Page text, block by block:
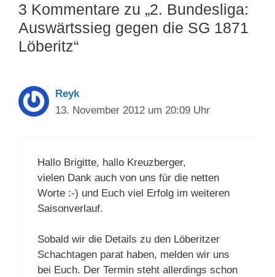
3 Kommentare zu „2. Bundesliga:
Auswärtssieg gegen die SG 1871
Löberitz“
Reyk
13. November 2012 um 20:09 Uhr
Hallo Brigitte, hallo Kreuzberger,
vielen Dank auch von uns für die netten
Worte :-) und Euch viel Erfolg im weiteren
Saisonverlauf.
Sobald wir die Details zu den Löberitzer
Schachtagen parat haben, melden wir uns
bei Euch. Der Termin steht allerdings schon